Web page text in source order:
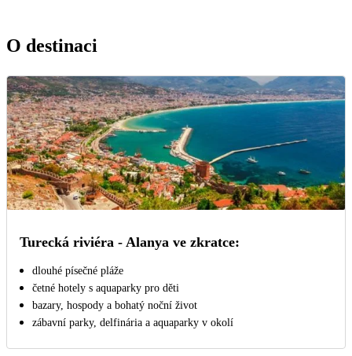
O destinaci
Turecká riviéra - Alanya ve zkratce:
dlouhé písečné pláže
četné hotely s aquaparky pro děti
bazary, hospody a bohatý noční život
zábavní parky, delfinária a aquaparky v okolí